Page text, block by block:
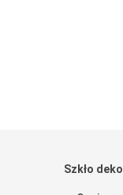
Szkło